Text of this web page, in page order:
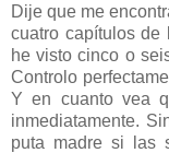
Dije que me
cuatro capítulos de
he visto cinco o
Controlo
Y en cuanto vea
inmediatamente.
puta madre si las